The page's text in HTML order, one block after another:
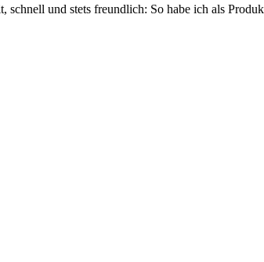
und stets freundlich: So habe ich als